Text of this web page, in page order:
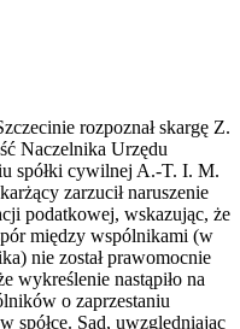
rozpoznał skargę Z.
Naczelnika Urzędu
spółki cywilnej A.-T. I. M.
zarzucił naruszenie
podatkowej, wskazując, że
między wspólnikami (w
nie został prawomocnie
wykreślenie nastąpiło na
o zaprzestaniu
spółce. Sąd, uwzględniając